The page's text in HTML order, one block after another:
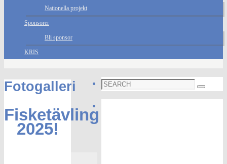
Nationella projekt
Sponsorer
Bli sponsor
KRIS
Fotogalleri
Fisketävling
2025!
Search
for:
Search